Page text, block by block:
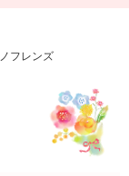
フレンズ